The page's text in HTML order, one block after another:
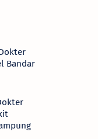
Bandar